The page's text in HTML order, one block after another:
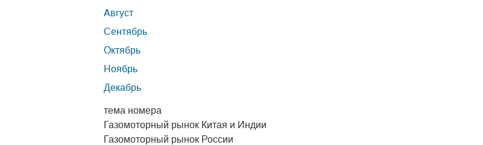
Август
Сентябрь
Октябрь
Ноябрь
Декабрь
тема номера
Газомоторный рынок Китая и Индии
Газомоторный рынок России